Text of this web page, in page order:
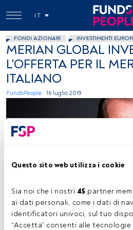
Questo sito web utilizza i cookie
Sia noi che i nostri 45 partner
ai dati personali, come i dati di
identificatori univoci, sul tuo
“Accetta” consenti alle
IT
FONDI AZIONARI INVESTIMENTI
MERIAN GLOBAL
L'OFFERTA PER IL
ITALIANO
FundsPeople . 16 luglio 2019
Tempo di lettura:1 min.